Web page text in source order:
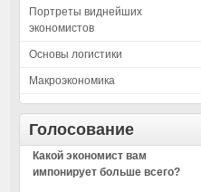
Портреты виднейших
экономистов
Основы логистики
Макроэкономика
Голосование
Какой экономист вам
импонирует больше всего?